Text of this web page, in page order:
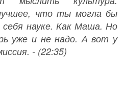
что ты могла бы
науке. Как Маша. Но
уже и не надо. А вот у
- (22:35)